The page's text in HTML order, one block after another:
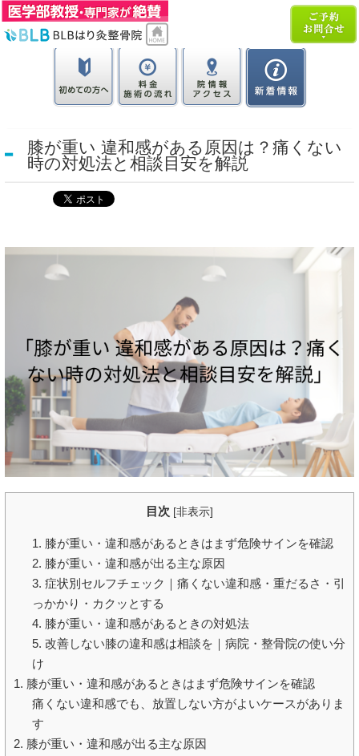
膝が重い 違和感がある原因は？痛くない
時の対処法と相談目安を解説
目次 [非表示]
1. 膝が重い・違和感があるときはまず危険サインを確認
2. 膝が重い・違和感が出る主な原因
3. 症状別セルフチェック｜痛くない違和感・重だるさ・引
っかかり・カクッとする
4. 膝が重い・違和感があるときの対処法
5. 改善しない膝の違和感は相談を｜病院・整骨院の使い分
け
1. 膝が重い・違和感があるときはまず危険サインを確認
痛くない違和感でも、放置しない方がよいケースがありま
す
2. 膝が重い・違和感が出る主な原因